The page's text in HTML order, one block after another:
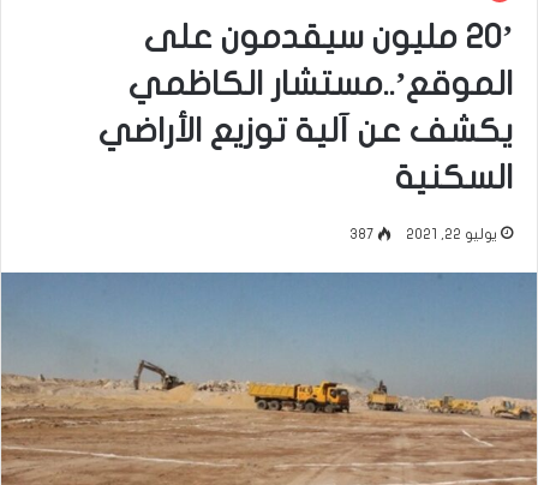
’20 مليون سيقدمون على
الموقع’..مستشار الكاظمي
يكشف عن آلية توزيع الأراضي
السكنية
يوليو 22, 2021 387